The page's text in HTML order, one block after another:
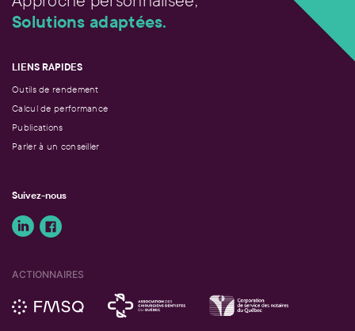
Solutions adaptées.
LIENS RAPIDES
Outils de rendement
Calcul de performance
Publications
Parler à un conseiller
Suivez-nous
ACTIONNAIRES